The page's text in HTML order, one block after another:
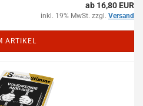
ab 16,80 EUR
inkl. 19% MwSt. zzgl. Versand
ARTIKEL